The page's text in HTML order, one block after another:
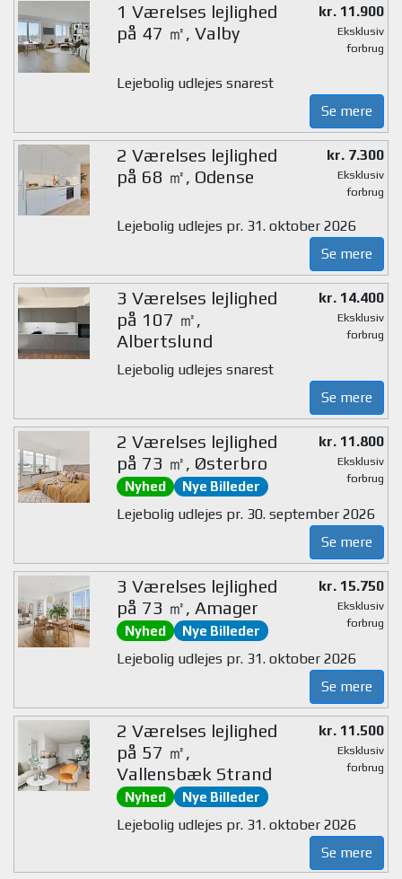
1 Værelses lejlighed
på 47 ㎡, Valby
kr. 11.900
Eksklusiv
forbrug
Lejebolig udlejes snarest
Se mere
2 Værelses lejlighed
på 68 ㎡, Odense
kr. 7.300
Eksklusiv
forbrug
Lejebolig udlejes pr. 31. oktober 2026
Se mere
3 Værelses lejlighed
på 107 ㎡,
Albertslund
kr. 14.400
Eksklusiv
forbrug
Lejebolig udlejes snarest
Se mere
2 Værelses lejlighed
på 73 ㎡, Østerbro
Nyhed Nye Billeder
kr. 11.800
Eksklusiv
forbrug
Lejebolig udlejes pr. 30. september 2026
Se mere
3 Værelses lejlighed
på 73 ㎡, Amager
Nyhed Nye Billeder
kr. 15.750
Eksklusiv
forbrug
Lejebolig udlejes pr. 31. oktober 2026
Se mere
2 Værelses lejlighed
på 57 ㎡,
Vallensbæk Strand
Nyhed Nye Billeder
kr. 11.500
Eksklusiv
forbrug
Lejebolig udlejes pr. 31. oktober 2026
Se mere